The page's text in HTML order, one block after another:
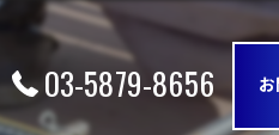
03-5879-8656